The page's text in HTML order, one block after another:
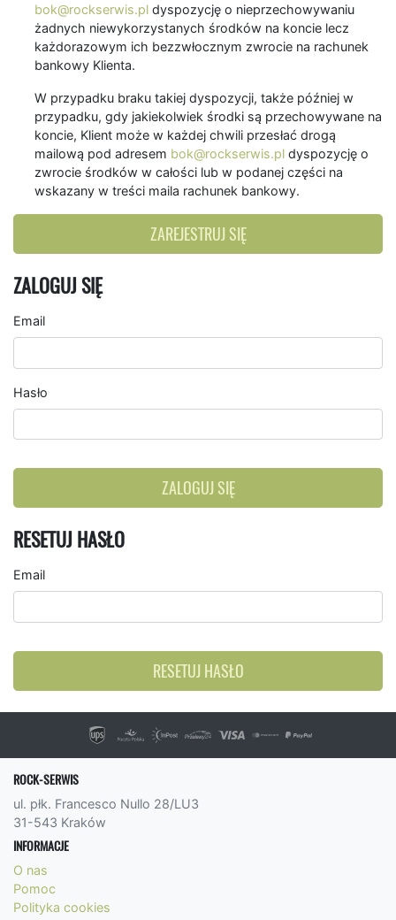
bok@rockserwis.pl dyspozycję o nieprzechowywaniu
żadnych niewykorzystanych środków na koncie lecz
każdorazowym ich bezzwłocznym zwrocie na rachunek
bankowy Klienta.
W przypadku braku takiej dyspozycji, także później w
przypadku, gdy jakiekolwiek środki są przechowywane na
koncie, Klient może w każdej chwili przesłać drogą
mailową pod adresem bok@rockserwis.pl dyspozycję o
zwrocie środków w całości lub w podanej części na
wskazany w treści maila rachunek bankowy.
ZAREJESTRUJ SIĘ
ZALOGUJ SIĘ
Email
Hasło
ZALOGUJ SIĘ
RESETUJ HASŁO
Email
RESETUJ HASŁO
ROCK-SERWIS
ul. płk. Francesco Nullo 28/LU3
31-543 Kraków
INFORMACJE
O nas
Pomoc
Polityka cookies